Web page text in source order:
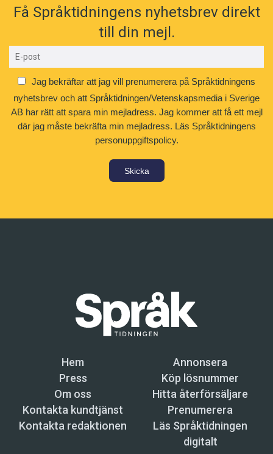
Få Språktidningens nyhetsbrev direkt
till din mejl.
Jag bekräftar att jag vill prenumerera på Språktidningens
nyhetsbrev och att Språktidningen/Vetenskapsmedia i Sverige
AB har rätt att spara min mejladress. Jag kommer att få ett mejl
där jag måste bekräfta min mejladress. Läs Språktidningens
personuppgiftspolicy.
Skicka
Hem
Annonsera
Press
Köp lösnummer
Om oss
Hitta återförsäljare
Kontakta kundtjänst
Prenumerera
Kontakta redaktionen
Läs Språktidningen
digitalt